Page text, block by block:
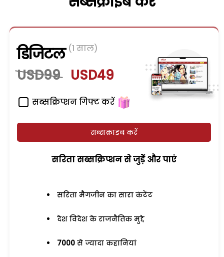
डिजिटल (1 साल)
USD99 USD49
सब्सक्रिप्शन गिफ्ट करें
सब्सक्राइब करें
सरिता सब्सक्रिप्शन से जुड़ेें और पाएं
सरिता मैगजीन का सारा कंटेंट
देश विदेश के राजनैतिक मुद्दे
7000 से ज्यादा कहानियां